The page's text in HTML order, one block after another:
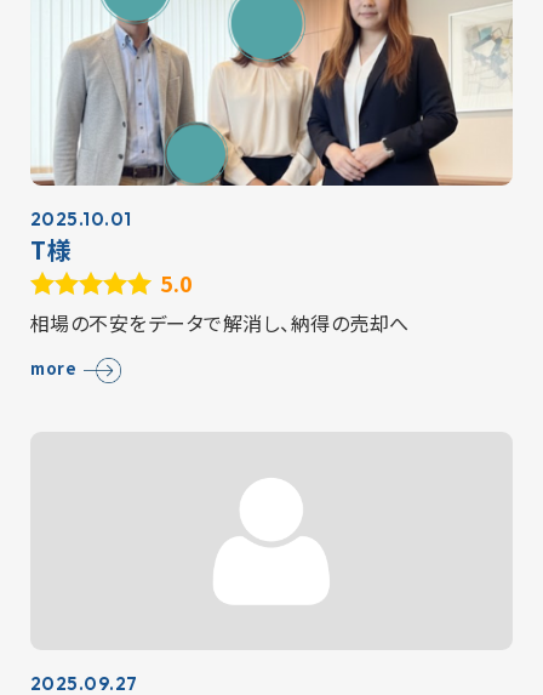
2025.10.01
T様
5.0
相場の不安をデータで解消し、納得の売却へ
more
2025.09.27